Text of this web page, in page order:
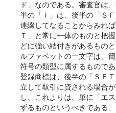
ド」なのである。審査官は
半の「Ｉ」は、後半の「Ｓ
連綴してなることからみれ
Ｔ」と常に一体のものと把
どに強い結付きがあるもの
ルファベットの一文字は、
符号の類型に属するもので
登録商標は、後半の「ＳＦ
立して取引に資される場合
し、これよりは、単に「エ
ずるものというべきである